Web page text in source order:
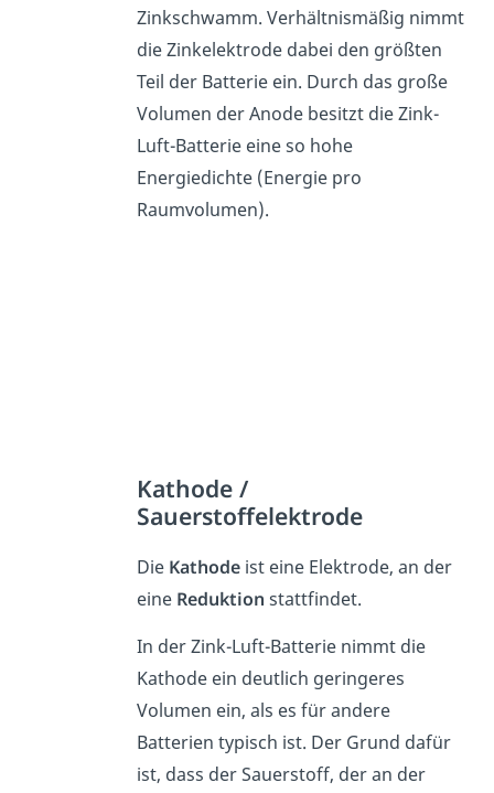
Zinkschwamm. Verhältnismäßig nimmt
die Zinkelektrode dabei den größten
Teil der Batterie ein. Durch das große
Volumen der Anode besitzt die Zink-
Luft-Batterie eine so hohe
Energiedichte (Energie pro
Raumvolumen).
Kathode /
Sauerstoffelektrode
Die Kathodeist eine Elektrode, an der
eine Reduktion stattfindet.
In der Zink-Luft-Batterie nimmt die
Kathode ein deutlich geringeres
Volumen ein, als es für andere
Batterien typisch ist. Der Grund dafür
ist, dass der Sauerstoff, der an der